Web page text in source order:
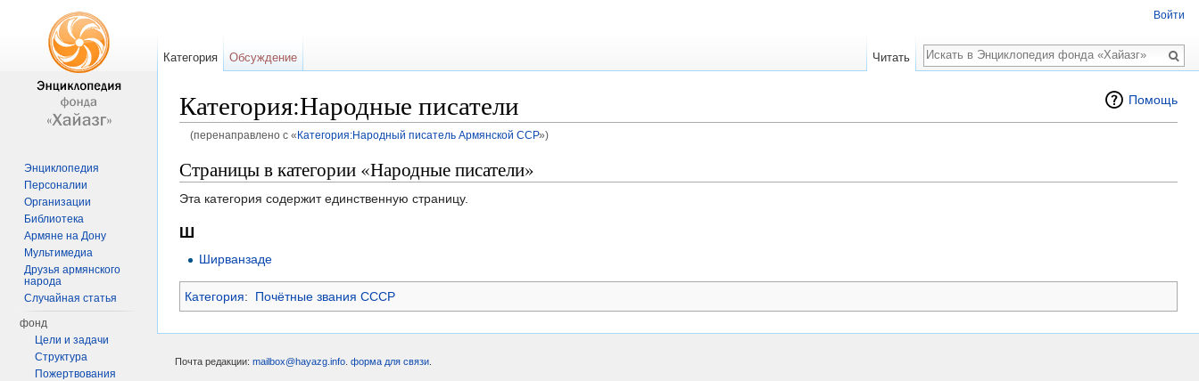
Помощь
Категория:Народные писатели
(перенаправлено с « Категория:Народный писатель Армянской ССР»)
Страницы в категории «Народные писатели»
Эта категория содержит единственную страницу.
Ш
Ширванзаде
Категория: Почётные звания СССР
Войти
Категория Обсуждение Читать
Поиск
Энциклопедия
Персоналии
Организации
Библиотека
Армяне на Дону
Мультимедиа
Друзья армянского
народа
Случайная статья
фонд
Цели и задачи
Структура
Пожертвования
Почта редакции: mailbox@hayazg.info форма для связи